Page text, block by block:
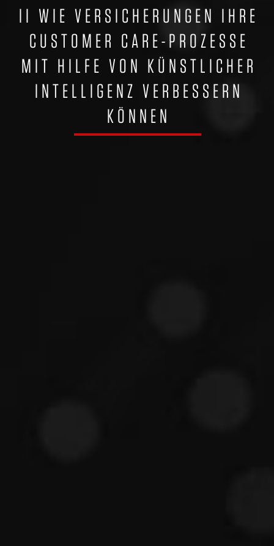
II WIE VERSICHERUNGEN IHRE
CUSTOMER CARE-PROZESSE
MIT HILFE VON KÜNSTLICHER
INTELLIGENZ VERBESSERN
KÖNNEN